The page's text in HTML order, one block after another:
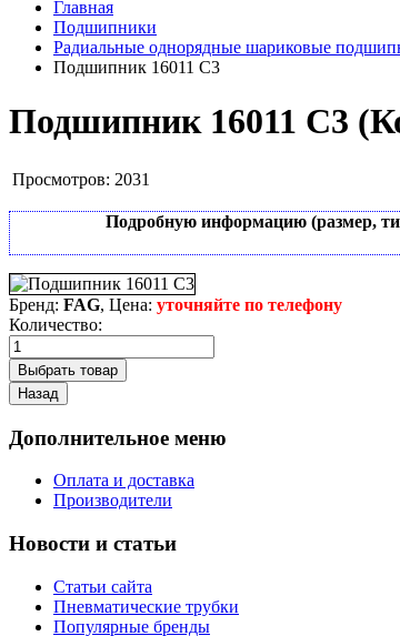
техника, сварочные аппараты, NIS, NSK,
NTN, SKF, купить, заказать
Главная
Подшипники
Радиальные однорядные шариковые
Подшипник 16011 C3
Подшипник 16011 C3
Просмотров: 2031
Подробную информацию (размер,
Бренд: FAG, Цена: уточняйте по телефону
Количество:
Дополнительное меню
Оплата и доставка
Производители
Новости и статьи
Статьи сайта
Пневматические трубки
Популярные бренды